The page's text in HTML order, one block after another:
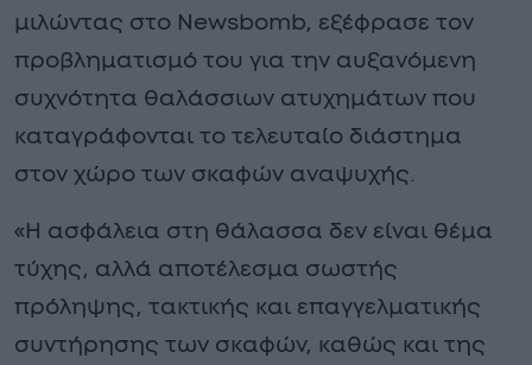
μιλώντας στο Newsbomb, εξέφρασε τον
προβληματισμό του για την αυξανόμενη
συχνότητα θαλάσσιων ατυχημάτων που
καταγράφονται το τελευταίο διάστημα
στον χώρο των σκαφών αναψυχής.
«Η ασφάλεια στη θάλασσα δεν είναι θέμα
τύχης, αλλά αποτέλεσμα σωστής
πρόληψης, τακτικής και επαγγελματικής
συντήρησης των σκαφών, καθώς και της